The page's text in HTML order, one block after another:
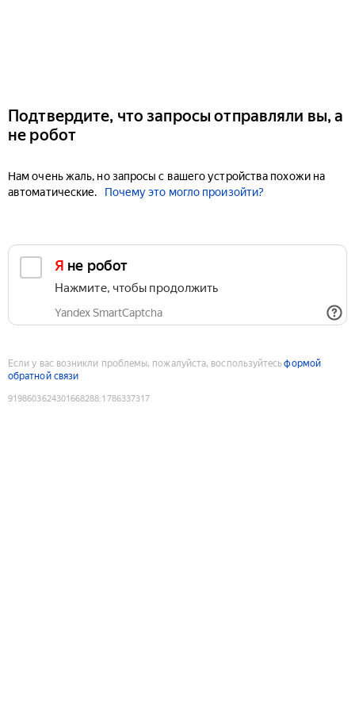
Подтвердите, что запросы отправляли вы, а
не робот
Нам очень жаль, но запросы с вашего устройства похожи на
автоматические.
Почему это могло произойти?
Я не робот
Нажмите, чтобы продолжить
Yandex SmartCaptcha
Если у вас возникли проблемы, пожалуйста, воспользуйтесьформой
обратной связи
9198603624301668288:1786337317